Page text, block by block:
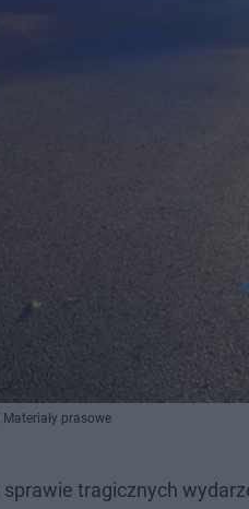
prasowe
tragicznych